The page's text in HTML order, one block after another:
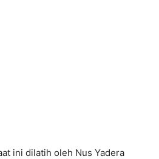
ini dilatih oleh Nus Yadera